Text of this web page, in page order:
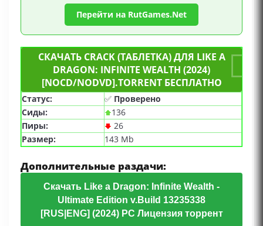
Перейти на RutGames.Net
СКАЧАТЬ CRACK (ТАБЛЕТКА) ДЛЯ LIKE A
DRAGON: INFINITE WEALTH (2024)
[NOCD/NODVD].TORRENT БЕСПЛАТНО
Статус: ✅ Проверено
Сиды:
136
Пиры:
26
Размер:
143 Mb
Дополнительные раздачи:
Скачать Like a Dragon: Infinite Wealth -
Ultimate Edition v.Build 13235338
[RUS|ENG] (2024) PC Лицензия торрент